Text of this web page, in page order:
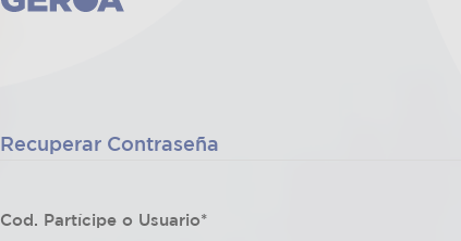
Recuperar Contraseña
Cod. Partícipe o Usuario